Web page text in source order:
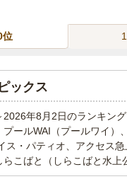
位
ックス
年8月2日のランキン
ールWAI（プールワイ）
ス・パティオ、アクセス
らこばと（しらこばと水上